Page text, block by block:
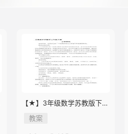
【★】3年级数学苏教版下册
教案第9单元后《上学时间》
教案